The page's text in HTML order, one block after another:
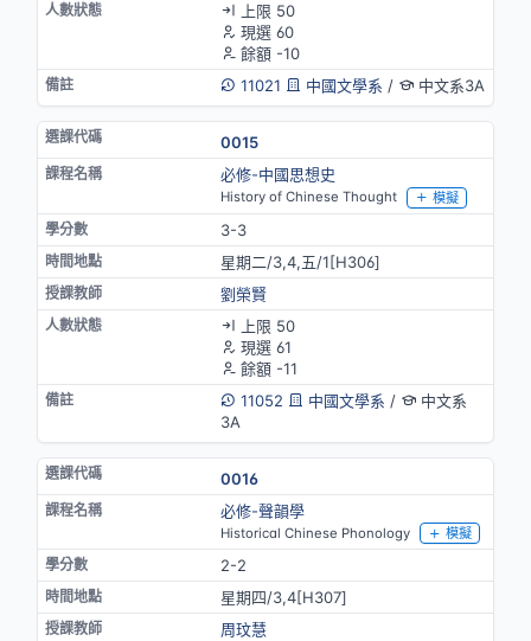
上限 50
現選 60
餘額 -10
11021
中國文學系 / 中文系3A
0015
必修-中國思想史
History of Chinese Thought 模擬
3-3
星期二/3,4,五/1[H306]
劉榮賢
上限 50
現選 61
餘額 -11
11052
中國文學系 /
中文系
3A
0016
必修-聲韻學
Historical Chinese Phonology 模擬
2-2
星期四/3,4[H307]
周玟慧